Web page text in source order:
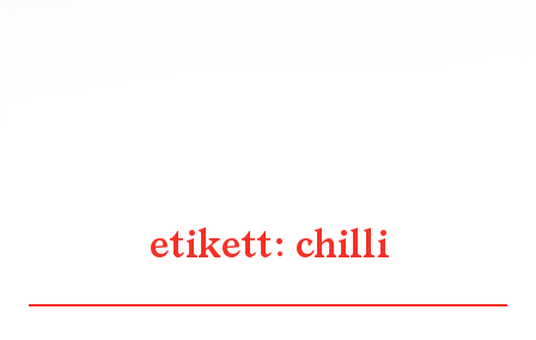
etikett: chilli